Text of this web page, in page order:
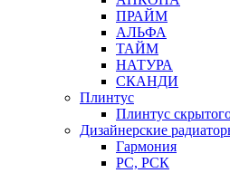
ПРАЙМ
АЛЬФА
ТАЙМ
НАТУРА
СКАНДИ
Плинтус
Плинтус
Дизайнерские
Гармония
РС, РСК